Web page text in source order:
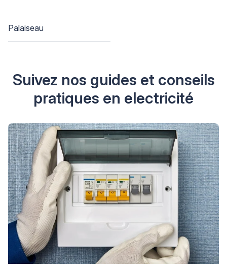
Palaiseau
Suivez nos guides et conseils
pratiques en electricité